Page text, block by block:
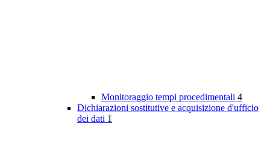
Monitoraggio tempi procedimentali 4
Dichiarazioni sostitutive e acquisizione d'ufficio
dei dati 1